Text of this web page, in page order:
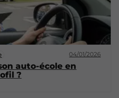
04/01/2026
auto-école en
?